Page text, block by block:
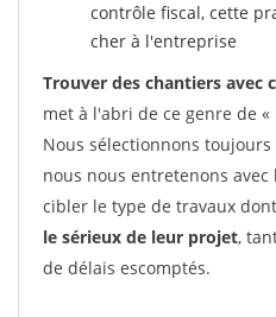
contrôle fiscal, cette
cher à l'entreprise
Trouver des chantiers avec
met à l'abri de ce genre de
Nous sélectionnons
nous nous entretenons
cibler le type de travaux
le sérieux de leur projet,
de délais escomptés.